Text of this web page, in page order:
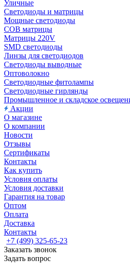
Уличные
Светодиоды и матрицы
Мощные светодиоды
COB матрицы
Матрицы 220V
SMD светодиоды
Линзы для светодиодов
Светодиоды выводные
Оптоволокно
Светодиодные фитолампы
Светодиодные гирлянды
Промышленное и складское
Акции
О магазине
О компании
Новости
Отзывы
Сертификаты
Контакты
Как купить
Условия оплаты
Условия доставки
Гарантия на товар
Оптом
Оплата
Доставка
Контакты
+7 (499) 325-65-23
Заказать звонок
Задать вопрос